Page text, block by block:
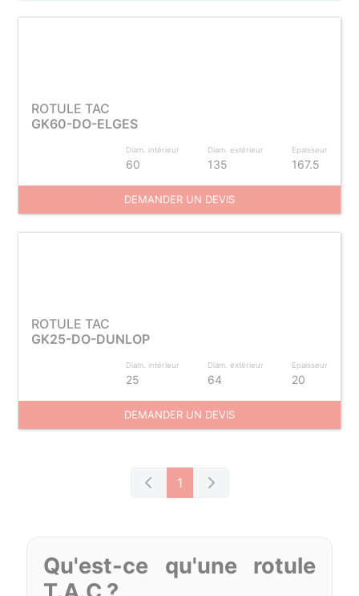
ROTULE TAC
GK60-DO-ELGES
Diam. intérieur
60
Diam. extérieur
135
Epaisseur
167.5
DEMANDER UN DEVIS
ROTULE TAC
GK25-DO-DUNLOP
Diam. intérieur
25
Diam. extérieur
64
Epaisseur
20
DEMANDER UN DEVIS
1
Qu'est-ce qu'une rotule